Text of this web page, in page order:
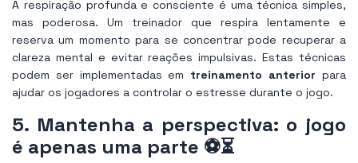
A respiração profunda e consciente é uma técnica simples,
mas poderosa. Um treinador que respira lentamente e
reserva um momento para se concentrar pode recuperar a
clareza mental e evitar reações impulsivas. Estas técnicas
podem ser implementadas em treinamento anterior para
ajudar os jogadores a controlar o estresse durante o jogo.
5. Mantenha a perspectiva: o jogo
é apenas uma parte ⚽⏳